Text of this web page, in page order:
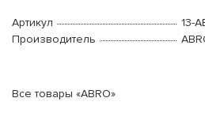
Артикул
13-
Производитель
Все товары «ABRO»